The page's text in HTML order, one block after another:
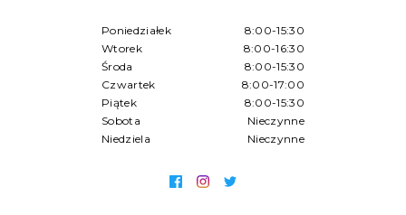
Poniedziałek
8:00-15:30
Wtorek
8:00-16:30
Środa
8:00-15:30
Czwartek
8:00-17:00
Piątek
8:00-15:30
Sobota
Nieczynne
Niedziela
Nieczynne